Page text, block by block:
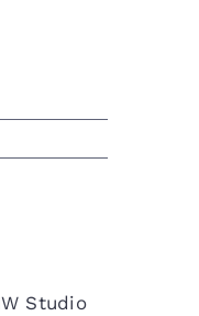
Studio